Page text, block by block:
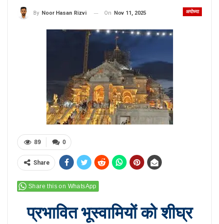
अयोध्या
By Noor Hasan Rizvi On Nov 11, 2025
0
89
Share
Share this on WhatsApp
प्रभावित भूस्वामियों को शीघ्र